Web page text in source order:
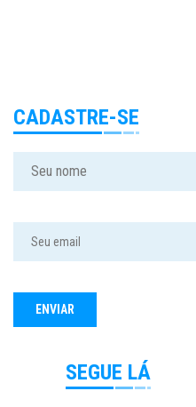
CADASTRE-SE
SEGUE LÁ